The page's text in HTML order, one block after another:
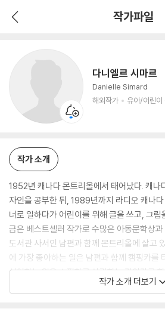
작가파일
다니엘르 시마르
Danielle Simard
해외작가
유아/어린이
유아/어린이 작가
작가 소개
1952년 캐나다 몬트리올에서 태어났다. 캐나
자인을 공부한 뒤, 1989년까지 라디오 캐나
너로 일하다가 어린이를 위해 글을 쓰고, 그림
금은 베스트셀러 작가로 수많은 아동문학상
도서관 사서인 남편과 함께 몬트리올에 살고
에 가장 좋아하는 일은 남편과 함께 캠핑카를
싫어하는 일은 쇼핑하고 살림하는 것이라고
내 동생 싸게 팔아요!』 『월요일의 챔피언』 『화
작가 소개 더보기